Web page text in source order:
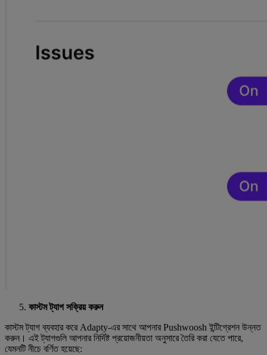
কাস্টম ট্যাগ সক্রিয় করুন
কাস্টম ট্যাগ ব্যবহার করে Adapty-এর সাথে আপনার Pushwoosh ইন্টিগ্রেশন উন্নত
করুন। এই ট্যাগগুলি আপনার নির্দিষ্ট প্রয়োজনীয়তা অনুসারে তৈরি করা যেতে পারে,
যেমনটি নীচে বর্ণিত হয়েছে: